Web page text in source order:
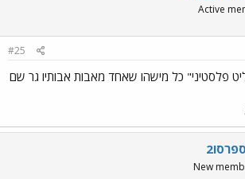
Active
#25
פלסטיני" כל מישהו שאחד מאבות אבותיו גר שם
New